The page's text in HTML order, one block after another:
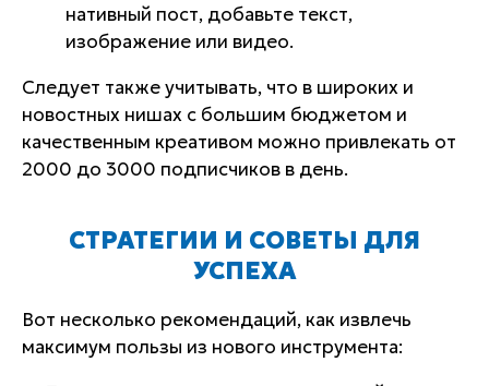
нативный пост, добавьте текст,
изображение или видео.
Следует также учитывать, что в широких и
новостных нишах с большим бюджетом и
качественным креативом можно привлекать от
2000 до 3000 подписчиков в день.
СТРАТЕГИИ И СОВЕТЫ ДЛЯ
УСПЕХА
Вот несколько рекомендаций, как извлечь
максимум пользы из нового инструмента: